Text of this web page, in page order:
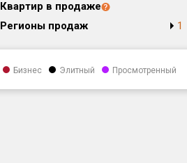
Квартир в продаже
Регионы продаж
1
Бизнес Элитный Просмотренный